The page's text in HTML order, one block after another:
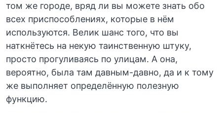
том же городе, вряд ли вы можете знать обо
всех приспособлениях, которые в нём
используются. Велик шанс того, что вы
наткнётесь на некую таинственную штуку,
просто прогуливаясь по улицам. А она,
вероятно, была там давным-давно, да и к тому
же выполняет определённую полезную
функцию.